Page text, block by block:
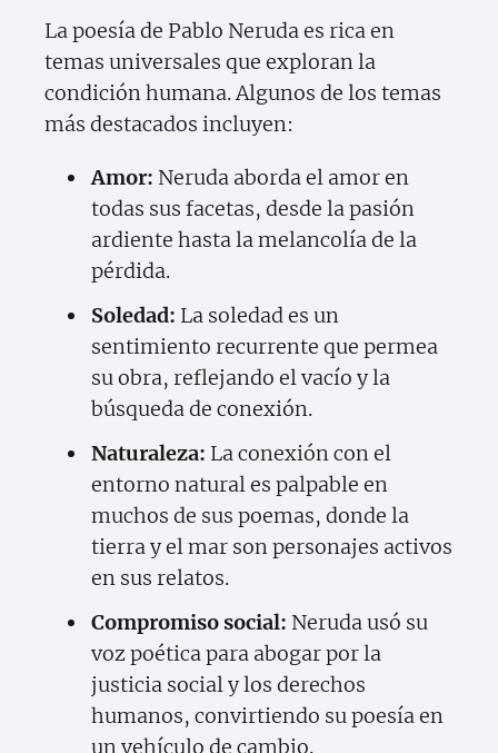
La poesía de Pablo Neruda es rica en
temas universales que exploran la
condición humana. Algunos de los temas
más destacados incluyen:
Amor: Neruda aborda el amor en
todas sus facetas, desde la pasión
ardiente hasta la melancolía de la
pérdida.
Soledad: La soledad es un
sentimiento recurrente que permea
su obra, reflejando el vacío y la
búsqueda de conexión.
Naturaleza: La conexión con el
entorno natural es palpable en
muchos de sus poemas, donde la
tierra y el mar son personajes activos
en sus relatos.
Compromiso social: Neruda usó su
voz poética para abogar por la
justicia social y los derechos
humanos, convirtiendo su poesía en
un vehículo de cambio.